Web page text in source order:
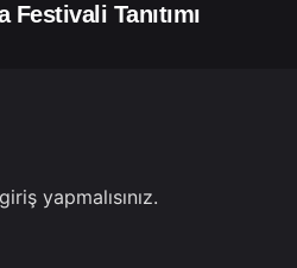
Tanıtımı
giriş yapmalısınız.